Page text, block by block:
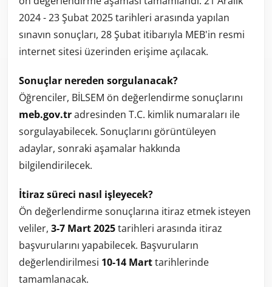
2024 - 23 Şubat 2025 tarihleri arasında yapılan
sınavın sonuçları, 28 Şubat itibarıyla MEB'in resmi
internet sitesi üzerinden erişime açılacak.
Sonuçlar nereden sorgulanacak?
Öğrenciler, BİLSEM ön değerlendirme sonuçlarını
meb.gov.tradresinden T.C. kimlik numaraları ile
sorgulayabilecek. Sonuçlarını görüntüleyen
adaylar, sonraki aşamalar hakkında
bilgilendirilecek.
İtiraz süreci nasıl işleyecek?
Ön değerlendirme sonuçlarına itiraz etmek isteyen
veliler, 3-7 Mart 2025tarihleri arasında itiraz
başvurularını yapabilecek. Başvuruların
değerlendirilmesi 10-14 Marttarihlerinde
tamamlanacak.